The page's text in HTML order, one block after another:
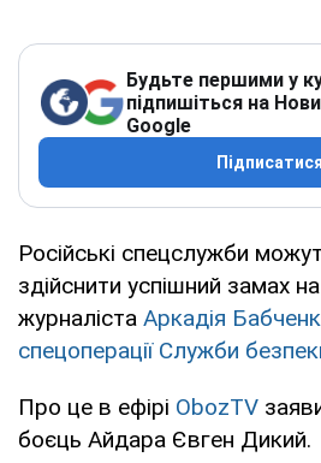
Будьте першими у
підпишіться на
Google
Підписатися
Російські спецслужби
здійснити успішний замах
журналіста Аркадія
спецоперації Служби
Про це в ефірі ObozTV
боєць Айдара Євген Дикий.